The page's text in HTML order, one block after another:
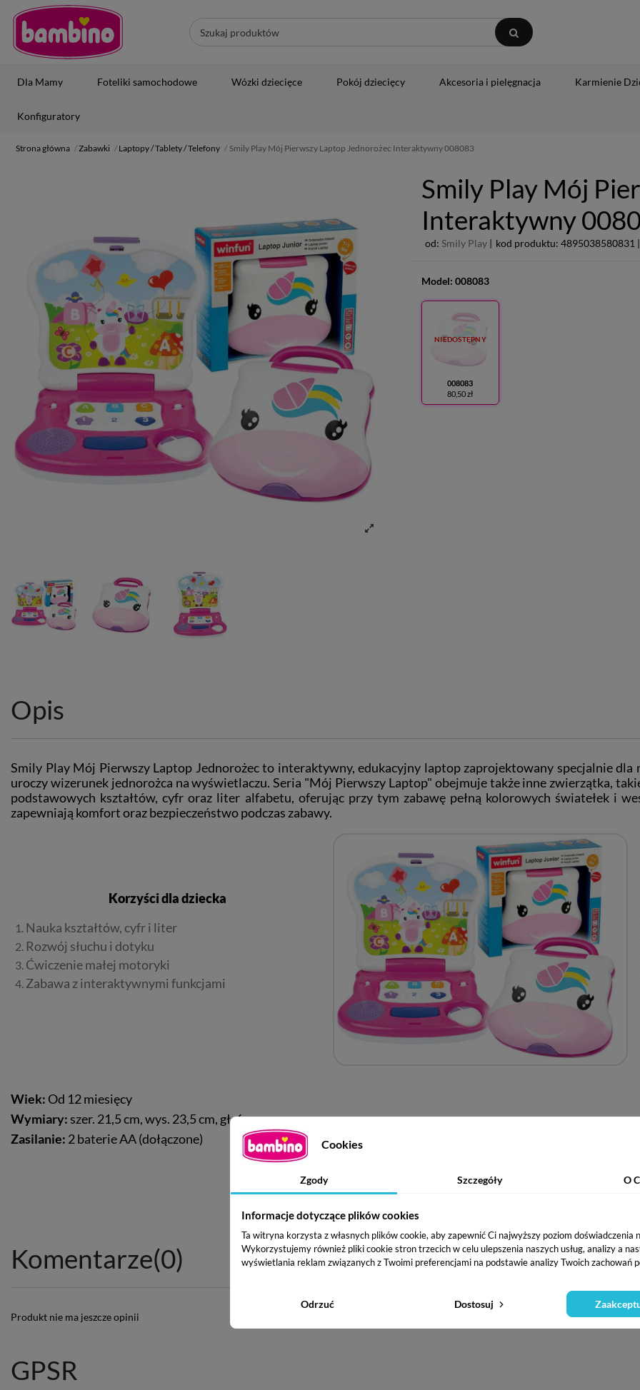
Dla Mamy Foteliki samochodowe Wózki dziecięce Pokój dziecięcy Akcesoria i pielęgnacja Karmienie
Konfiguratory
Strona główna Zabawki Laptopy / Tablety / Telefony Smily Play Mój Pierwszy Laptop Jednorożec Interaktywny 008083
Smily Play Mój
Interaktywny
od: Smily Play | kod produktu: 4895038580831 |
Model: 008083
NIEDOSTĘPNY
008083
80,50 zł
Opis
Smily Play Mój Pierwszy Laptop Jednorożec to interaktywny, edukacyjny laptop zaprojektowany specjalnie dla
uroczy wizerunek jednorożca na wyświetlaczu. Seria "Mój Pierwszy Laptop" obejmuje także inne zwierzątka,
podstawowych kształtów, cyfr oraz liter alfabetu, oferując przy tym zabawę pełną kolorowych światełek i
zapewniają komfort oraz bezpieczeństwo podczas zabawy.
Korzyści dla dziecka
Nauka kształtów, cyfr i liter
Rozwój słuchu i dotyku
Ćwiczenie małej motoryki
Zabawa z interaktywnymi funkcjami
Wiek: Od 12 miesięcy
Wymiary:szer. 21,5 cm, wys. 23,5 cm, gł. 6 cm
Zasilanie: 2 baterie AA (dołączone)
Komentarze(0)
Produkt nie ma jeszcze opinii
GPSR
Cookies
Zgody Szczegóły O
Informacje dotyczące plików cookies
Ta witryna korzysta z własnych plików cookie, aby zapewnić Ci najwyższy poziom doświadczenia
Wykorzystujemy również pliki cookie stron trzecich w celu ulepszenia naszych usług, analizy a
wyświetlania reklam związanych z Twoimi preferencjami na podstawie analizy Twoich zachowań
Odrzuć Dostosuj